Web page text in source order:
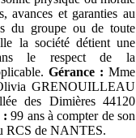
avances et garanties au
du groupe ou de toute
la société détient une
le respect de la
Gérance : Mme
GRENOUILLEAU
des Dimières 44120
: 99 ans à compter de son
RCS de NANTES.